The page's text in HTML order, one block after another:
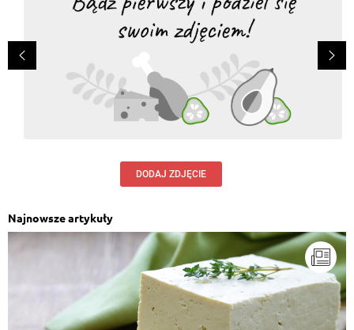
DODAJ ZDJĘCIE
Najnowsze artykuły